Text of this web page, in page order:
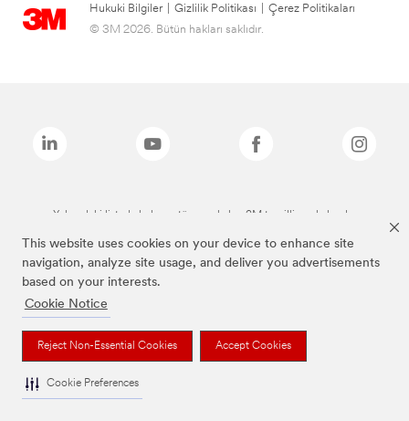
This website uses cookies on your device to enhance site
navigation, analyze site usage, and deliver you advertisements
based on your interests.
Cookie Notice
Reject Non-Essential Cookies Accept Cookies
Cookie Preferences
Hukuki Bilgiler Gizlilik Politikası
Çerez Politikaları
© 3M 2026. Bütün hakları saklıdır.
Yukarıdaki listede bulunan tüm markalar, 3M tescilli markalarıdır.